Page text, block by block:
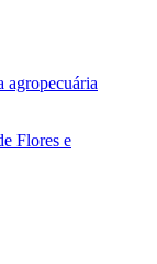
agropecuária
Flores e